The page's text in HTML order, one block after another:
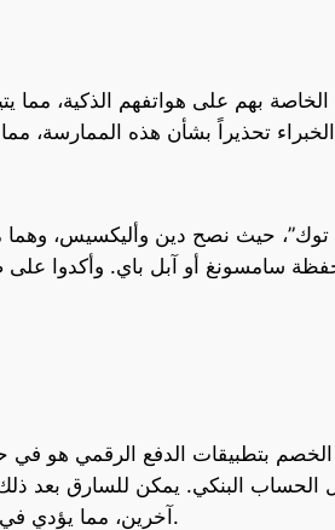
بهم على هواتفهم الذكية، مما
توك”، حيث نصح دين وأليكسيس، وهما
سامسونغ أو آبل باي. وأكدوا
بتطبيقات الدفع الرقمي هو في
البنكي. يمكن للسارق بعد
آخرين، مما يؤدي في نهاية المطاف إلى استنزاف الحساب المصرفي بالكامل.